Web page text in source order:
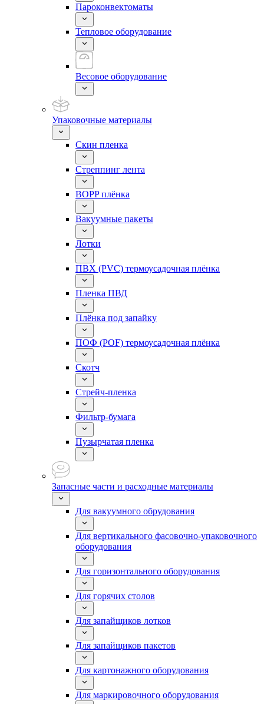
Пароконвектоматы
Тепловое оборудование
Весовое оборудование
Упаковочные материалы
Скин пленка
Стреппинг лента
BOPP плёнка
Вакуумные пакеты
Лотки
ПВХ (PVC) термоусадочная плёнка
Пленка ПВД
Плёнка под запайку
ПОФ (POF) термоусадочная плёнка
Скотч
Стрейч-пленка
Фильтр-бумага
Пузырчатая пленка
Запасные части и расходные материалы
Для вакуумного обрудования
Для вертикального фасовочно-упаковочного
оборудования
Для горизонтального оборудования
Для горячих столов
Для запайщиков лотков
Для запайщиков пакетов
Для картонажного оборудования
Для маркировочного оборудования